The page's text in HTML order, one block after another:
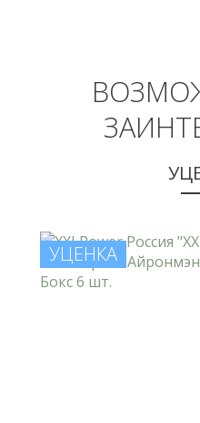
УЦЕНКА